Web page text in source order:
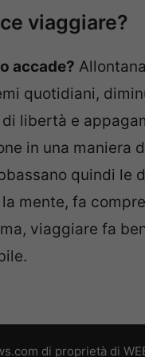
viaggiare?
accade?
quotidiani,
libertà e
in una maniera
quindi le
mente, fa
viaggiare fa
di proprietà di